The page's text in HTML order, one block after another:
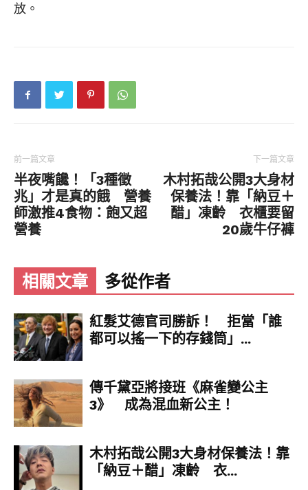
放。
前一篇文章
半夜嘴饞！「3種徵
兆」才是真的餓 營養
師激推4食物：飽又超
營養
下一篇文章
木村拓哉公開3大身材
保養法！靠「納豆＋
醋」凍齡 衣櫃要留
20歲牛仔褲
相關文章 多從作者
紅髮艾德官司勝訴！ 拒當「誰
都可以搖一下的存錢筒」...
傳千黛亞將接班《麻雀變公主
3》 成為混血新公主！
木村拓哉公開3大身材保養法！靠
「納豆＋醋」凍齡 衣...